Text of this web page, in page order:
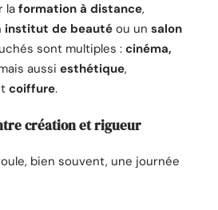
la formation à distance,
institut de beauté ou un salon
sont multiples : cinéma,
aussi esthétique,
coiffure.
création et rigueur
bien souvent, une journée